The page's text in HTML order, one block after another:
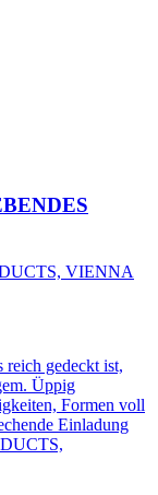
VIENNA
reich gedeckt ist,
Üppig
Formen voll
Einladung